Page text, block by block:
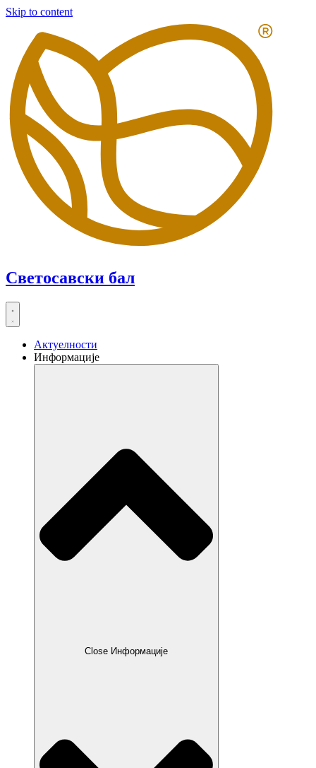
Skip to content
Светосавски бал
Aктуелности
Информације
Close Информације